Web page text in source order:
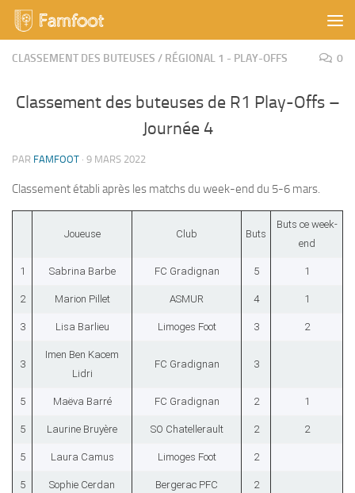
Skip to content
CLASSEMENT DES BUTEUSES / RÉGIONAL 1 - PLAY-OFFS 0
Classement des buteuses de R1 Play-Offs –
Journée 4
PAR FAMFOOT · 9 MARS 2022
Classement établi après les matchs du week-end du 5-6 mars.
Joueuse Club Buts
Buts ce week-
end
1 Sabrina Barbe FC Gradignan 5 1
2 Marion Pillet ASMUR 4 1
3 Lisa Barlieu Limoges Foot 3 2
3
Imen Ben Kacem
Lidri
FC Gradignan 3
5 Maëva Barré FC Gradignan 2 1
5 Laurine Bruyère SO Chatellerault 2 2
5 Laura Camus Limoges Foot 2
5 Sophie Cerdan Bergerac PFC 2